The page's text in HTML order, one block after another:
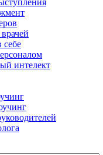
себе
интелект